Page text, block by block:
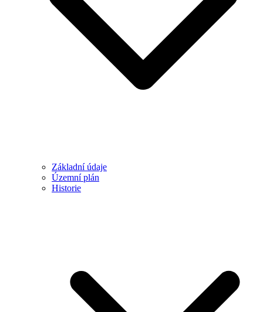
Základní údaje
Územní plán
Historie